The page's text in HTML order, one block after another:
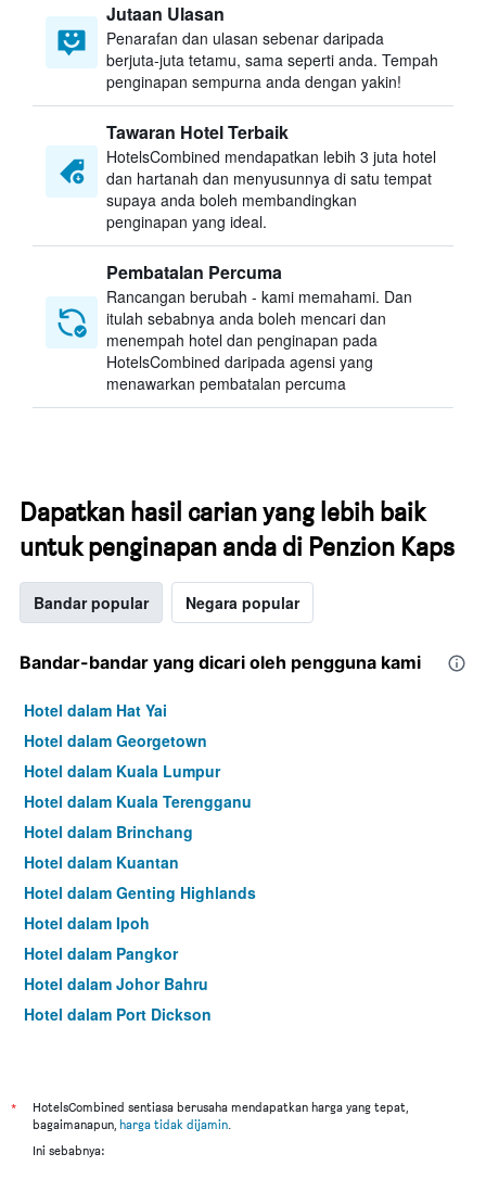
Jutaan Ulasan
Penarafan dan ulasan sebenar daripada
berjuta-juta tetamu, sama seperti anda. Tempah
penginapan sempurna anda dengan yakin!
Tawaran Hotel Terbaik
HotelsCombined mendapatkan lebih 3 juta hotel
dan hartanah dan menyusunnya di satu tempat
supaya anda boleh membandingkan
penginapan yang ideal.
Pembatalan Percuma
Rancangan berubah - kami memahami. Dan
itulah sebabnya anda boleh mencari dan
menempah hotel dan penginapan pada
HotelsCombined daripada agensi yang
menawarkan pembatalan percuma
Dapatkan hasil carian yang lebih baik
untuk penginapan anda di Penzion Kaps
Bandar popular Negara popular
Bandar-bandar yang dicari oleh pengguna kami
Hotel dalam Hat Yai
Hotel dalam Georgetown
Hotel dalam Kuala Lumpur
Hotel dalam Kuala Terengganu
Hotel dalam Brinchang
Hotel dalam Kuantan
Hotel dalam Genting Highlands
Hotel dalam Ipoh
Hotel dalam Pangkor
Hotel dalam Johor Bahru
Hotel dalam Port Dickson
*
HotelsCombined sentiasa berusaha mendapatkan harga yang tepat,
bagaimanapun, harga tidak dijamin.
Ini sebabnya: